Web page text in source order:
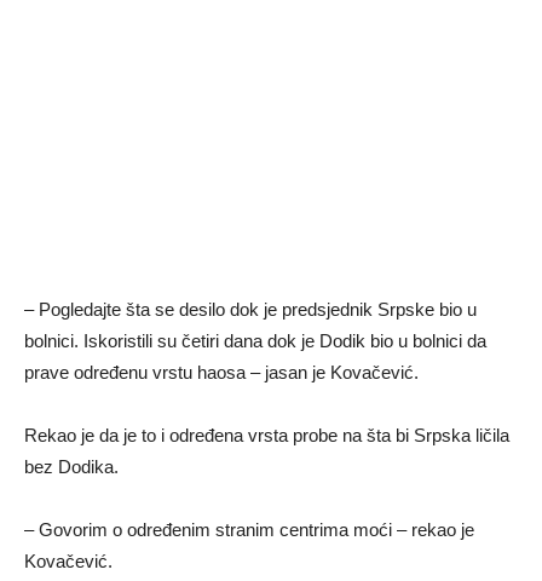
– Pogledajte šta se desilo dok je predsjednik Srpske bio u
bolnici. Iskoristili su četiri dana dok je Dodik bio u bolnici da
prave određenu vrstu haosa – jasan je Kovačević.
Rekao je da je to i određena vrsta probe na šta bi Srpska ličila
bez Dodika.
– Govorim o određenim stranim centrima moći – rekao je
Kovačević.